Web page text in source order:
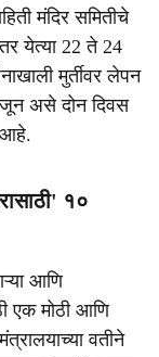
मंदिर समितीचे
येत्या 22 ते 24
मुर्तीवर लेपन
जून असे दोन दिवस
आहे.
१०
आणि
एक मोठी आणि
वतीने